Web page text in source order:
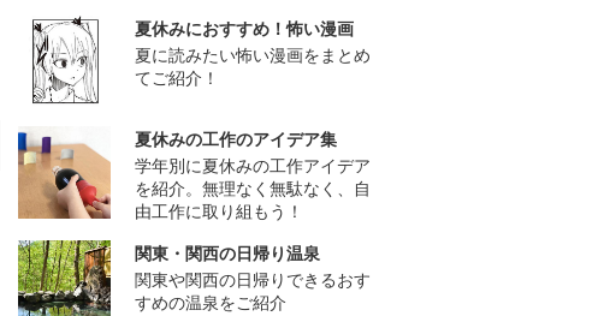
夏休みにおすすめ！怖い漫画
夏に読みたい怖い漫画をまとめ
てご紹介！
夏休みの工作のアイデア集
学年別に夏休みの工作アイデア
を紹介。無理なく無駄なく、自
由工作に取り組もう！
関東・関西の日帰り温泉
関東や関西の日帰りできるおす
すめの温泉をご紹介